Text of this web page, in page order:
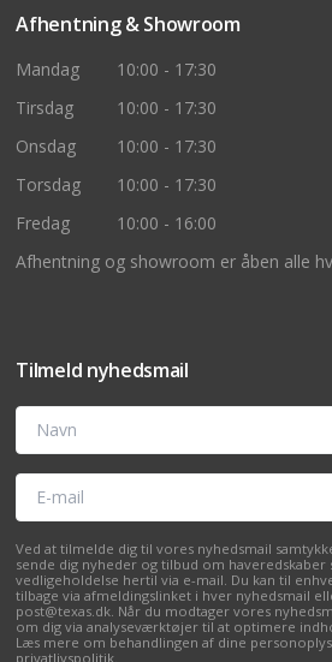
Afhentning & Showroom
Mandag
10:00 - 17:30
Tirsdag
10:00 - 17:30
Onsdag
10:00 - 17:30
Torsdag
10:00 - 17:30
Fredag
10:00 - 16:00
Afhentning og showroom er åben alle
Tilmeld nyhedsmail
Navn
E-mail
Ved at tilmelde dig til vores nyhedsmail
sende dig nyheder og tilbud om
vedligeholdelse hertil via e-mail. Du kan til
tilbage via afmeldingslinket i hver nyhedsmail
post@texas.dk. Når du modtager vores
om dig via analyseværktøjer til at optimere
Læs mere om behandlingen af dine
privatlivspolitik